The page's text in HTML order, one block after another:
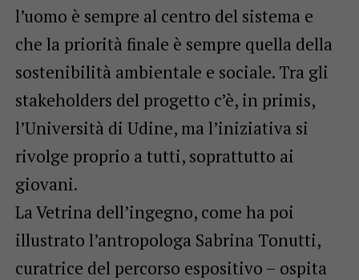
l’uomo è sempre al centro del sistema e
che la priorità finale è sempre quella della
sostenibilità ambientale e sociale. Tra gli
stakeholders del progetto c’è, in primis,
l’Università di Udine, ma l’iniziativa si
rivolge proprio a tutti, soprattutto ai
giovani.
La Vetrina dell’ingegno, come ha poi
illustrato l’antropologa Sabrina Tonutti,
curatrice del percorso espositivo – ospita